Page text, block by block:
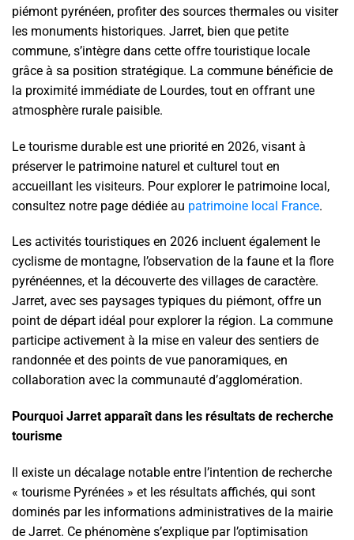
piémont pyrénéen, profiter des sources thermales ou visiter
les monuments historiques. Jarret, bien que petite
commune, s’intègre dans cette offre touristique locale
grâce à sa position stratégique. La commune bénéficie de
la proximité immédiate de Lourdes, tout en offrant une
atmosphère rurale paisible.
Le tourisme durable est une priorité en 2026, visant à
préserver le patrimoine naturel et culturel tout en
accueillant les visiteurs. Pour explorer le patrimoine local,
consultez notre page dédiée au patrimoine local France.
Les activités touristiques en 2026 incluent également le
cyclisme de montagne, l’observation de la faune et la flore
pyrénéennes, et la découverte des villages de caractère.
Jarret, avec ses paysages typiques du piémont, offre un
point de départ idéal pour explorer la région. La commune
participe activement à la mise en valeur des sentiers de
randonnée et des points de vue panoramiques, en
collaboration avec la communauté d’agglomération.
Pourquoi Jarret apparaît dans les résultats de recherche
tourisme
Il existe un décalage notable entre l’intention de recherche
« tourisme Pyrénées » et les résultats affichés, qui sont
dominés par les informations administratives de la mairie
de Jarret. Ce phénomène s’explique par l’optimisation